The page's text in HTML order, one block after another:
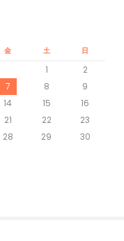
金 土 日
1
2
7 8
9
14 15
16
21 22
23
28 29
30